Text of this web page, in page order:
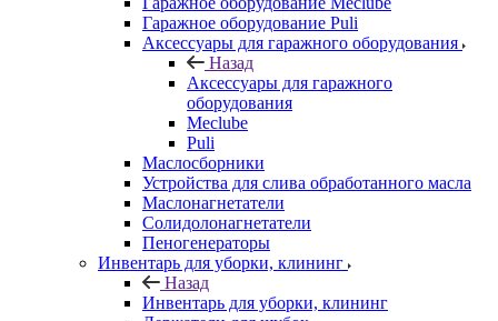
Гаражное оборудование Puli
Аксессуары для гаражного оборудования
Назад
Аксессуары для гаражного
оборудования
Meclube
Puli
Маслосборники
Устройства для слива обработанного масла
Маслонагнетатели
Солидолонагнетатели
Пеногенераторы
Инвентарь для уборки, клининг
Назад
Инвентарь для уборки, клининг